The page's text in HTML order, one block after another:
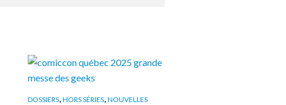
DOSSIERS, HORS SÉRIES, NOUVELLES